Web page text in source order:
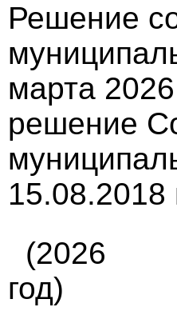
Решение
марта
решение
(2026
год)